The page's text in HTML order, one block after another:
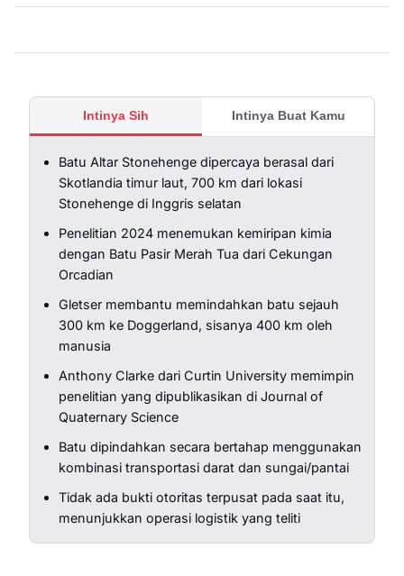
Intinya Sih Intinya Buat Kamu
Batu Altar Stonehenge dipercaya berasal dari
Skotlandia timur laut, 700 km dari lokasi
Stonehenge di Inggris selatan
Penelitian 2024 menemukan kemiripan kimia
dengan Batu Pasir Merah Tua dari Cekungan
Orcadian
Gletser membantu memindahkan batu sejauh
300 km ke Doggerland, sisanya 400 km oleh
manusia
Anthony Clarke dari Curtin University memimpin
penelitian yang dipublikasikan di Journal of
Quaternary Science
Batu dipindahkan secara bertahap menggunakan
kombinasi transportasi darat dan sungai/pantai
Tidak ada bukti otoritas terpusat pada saat itu,
menunjukkan operasi logistik yang teliti